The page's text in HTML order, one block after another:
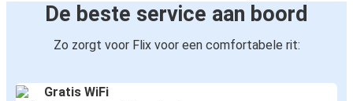
De beste service aan boord
Zo zorgt voor Flix voor een comfortabele rit:
Gratis WiFi